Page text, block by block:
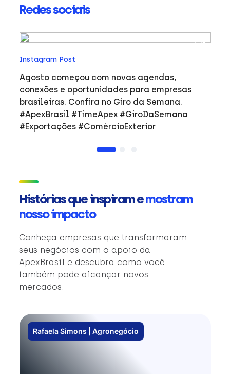
Redes sociais
Instagram Post
Agosto começou com novas agendas,
conexões e oportunidades para empresas
brasileiras. Confira no Giro da Semana.
#ApexBrasil #TimeApex #GiroDaSemana
#Exportações #ComércioExterior
Histórias que inspiram emostram
nosso impacto
Conheça empresas que transformaram
seus negócios com o apoio da
ApexBrasil e descubra como você
também pode alcançar novos
mercados.
Rafaela Simons | Agronegócio